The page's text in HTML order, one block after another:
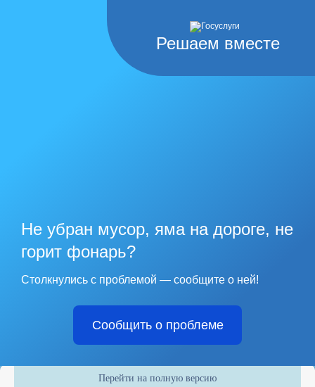
Решаем вместе
Не убран мусор, яма на дороге, не
горит фонарь?
Столкнулись с проблемой — сообщите о ней!
Сообщить о проблеме
Перейти на полную версию